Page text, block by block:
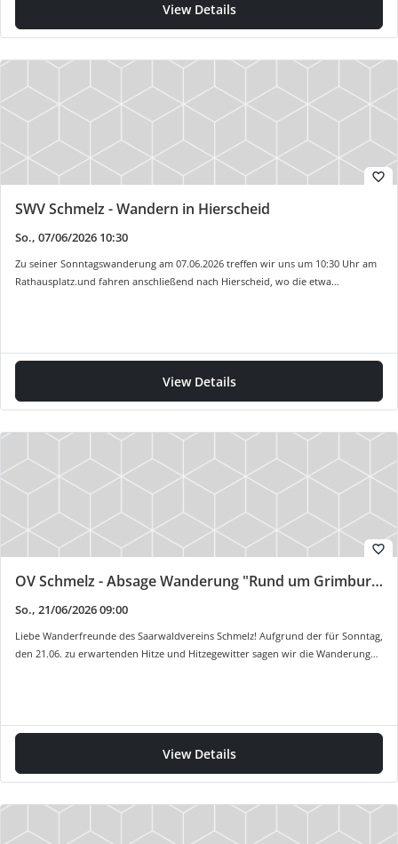
View Details
favorite_border
SWV Schmelz - Wandern in Hierscheid
So., 07/06/2026 10:30
Zu seiner Sonntagswanderung am 07.06.2026 treffen wir uns um 10:30 Uhr am
Rathausplatz.und fahren anschließend nach Hierscheid, wo die etwa…
View Details
favorite_border
OV Schmelz - Absage Wanderung "Rund um Grimburg"
So., 21/06/2026 09:00
Liebe Wanderfreunde des Saarwaldvereins Schmelz! Aufgrund der für Sonntag,
den 21.06. zu erwartenden Hitze und Hitzegewitter sagen wir die Wanderung…
View Details